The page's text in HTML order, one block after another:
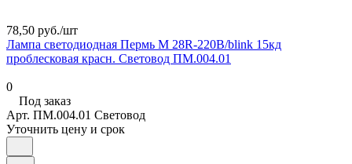
78,50 руб./шт
Лампа светодиодная Пермь М 28R-220В/blink 15кд
проблесковая красн. Световод ПМ.004.01
0
Под заказ
Арт. ПМ.004.01 Световод
Уточнить цену и срок